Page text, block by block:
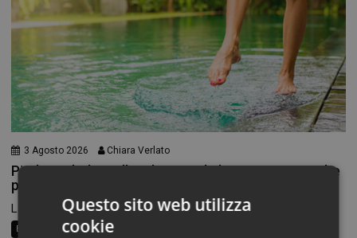
3 Agosto 2026 Chiara Verlato
Piedi morbidi e talloni levigati: la beauty routine che
parte dal basso
La routine di bellezza non finisce alle caviglie, eppure...
Beauty News Consigli al banco
Questo sito web utilizza
cookie